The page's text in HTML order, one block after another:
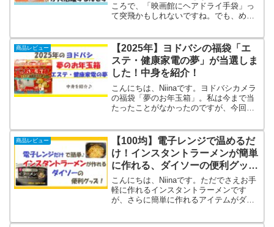
ころで、「映画館にヘアドライ手袋」っ
て突飛かもしれないですね。でも、めち
した。私は映画を観に行くと大体の場合
大号泣してしまうん...
商品レビュー
【2025年】ヨドバシの福袋「エ
ステ・健康家電の夢」が当選しま
した！中身を紹介！
こんにちは、Niinaです。ヨドバシカメラ
の福袋「夢のお年玉箱」。私は今まで当
たったことがなかったのですが、今回初
きらめていたので嬉しかったです！私が
当選したのは202...
商品レビュー
【100均】電子レンジで温めるだ
け！インスタントラーメンが簡単
に作れる、ダイソーの便利グッ
ズ！
こんにちは、Niinaです。ただでさえお手
軽に作れるインスタントラーメンです
が、さらに簡単に作れるアイテムがダイ